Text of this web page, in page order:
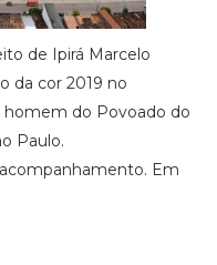
de Ipirá Marcelo
da cor 2019 no
homem do Povoado do
Paulo.
Em